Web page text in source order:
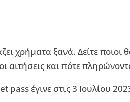
χρήματα ξανά. Δείτε ποιοι
αιτήσεις και πότε
έγινε στις 3 Ιουλίου